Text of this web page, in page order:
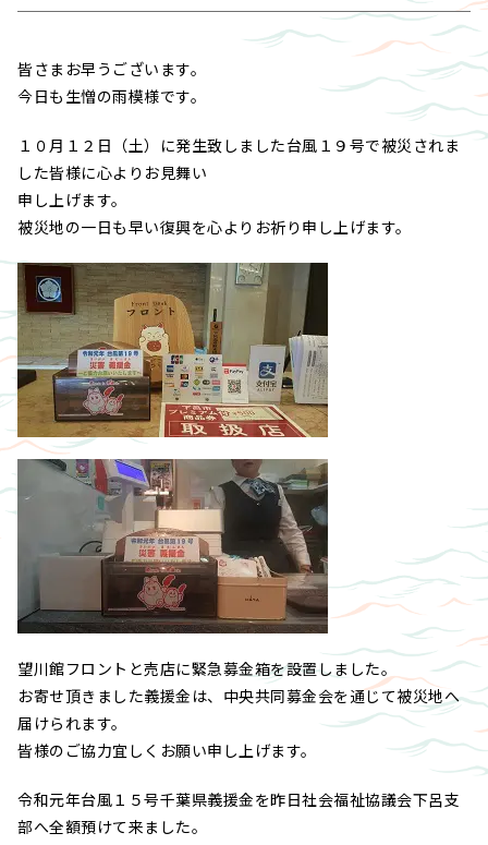
皆さまお早うございます。
今日も生憎の雨模様です。
１０月１２日（土）に発生致しました台風１９号で被災されま
した皆様に心よりお見舞い
申し上げます。
被災地の一日も早い復興を心よりお祈り申し上げます。
望川館フロントと売店に緊急募金箱を設置しました。
お寄せ頂きました義援金は、中央共同募金会を通じて被災地へ
届けられます。
皆様のご協力宜しくお願い申し上げます。
令和元年台風１５号千葉県義援金を昨日社会福祉協議会下呂支
部へ全額預けて来ました。